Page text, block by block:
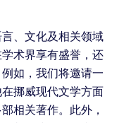
、文化及相关领域
术界享有盛誉，还
如，我们将邀请一
挪威现代文学方面
相关著作。此外，